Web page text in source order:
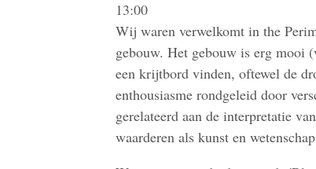
13:00
Wij waren verwelkomt in the
gebouw. Het gebouw is erg mooi
een krijtbord vinden, oftewel de
enthousiasme rondgeleid door
gerelateerd aan de interpretatie
waarderen als kunst en